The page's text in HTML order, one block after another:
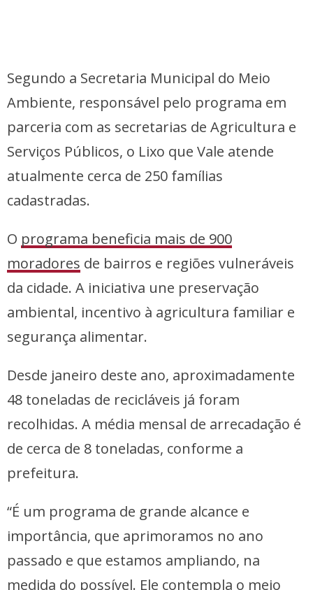
Segundo a Secretaria Municipal do Meio
Ambiente, responsável pelo programa em
parceria com as secretarias de Agricultura e
Serviços Públicos, o Lixo que Vale atende
atualmente cerca de 250 famílias
cadastradas.
O programa beneficia mais de 900
moradores de bairros e regiões vulneráveis
da cidade. A iniciativa une preservação
ambiental, incentivo à agricultura familiar e
segurança alimentar.
Desde janeiro deste ano, aproximadamente
48 toneladas de recicláveis já foram
recolhidas. A média mensal de arrecadação é
de cerca de 8 toneladas, conforme a
prefeitura.
“É um programa de grande alcance e
importância, que aprimoramos no ano
passado e que estamos ampliando, na
medida do possível. Ele contempla o meio